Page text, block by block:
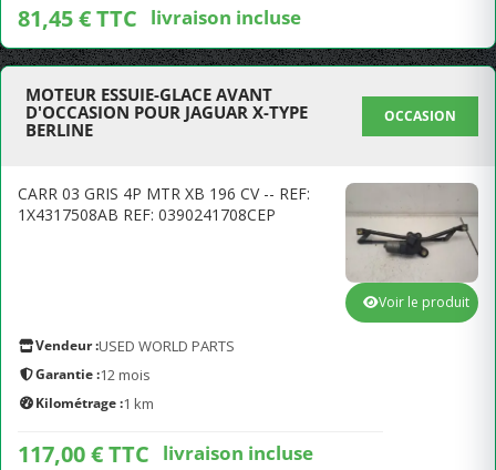
81,45 € TTC livraison incluse
MOTEUR ESSUIE-GLACE AVANT
D'OCCASION POUR JAGUAR X-TYPE
BERLINE
OCCASION
CARR 03 GRIS 4P MTR XB 196 CV -- REF:
1X4317508AB REF: 0390241708CEP
Vendeur :USED WORLD PARTS
Garantie :12 mois
Kilométrage :1 km
117,00 € TTC livraison incluse
Voir le produit